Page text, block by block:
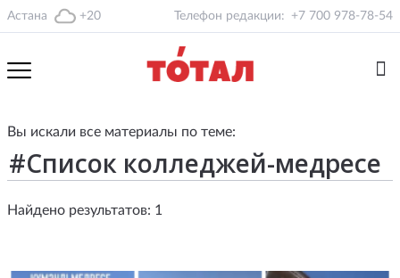
Астана +20 Телефон редакции: +7 700 978-78-54
Вы искали все материалы по теме:
Найдено результатов: 1